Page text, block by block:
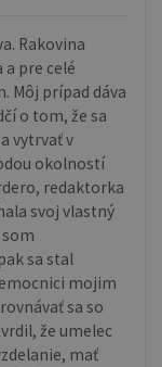
Rakovina
pre celé
Môj prípad dáva
o tom, že sa
vytrvať v
okolností
redaktorka
svoj vlastný
sa stal
mojim
sa so
že umelec
mať